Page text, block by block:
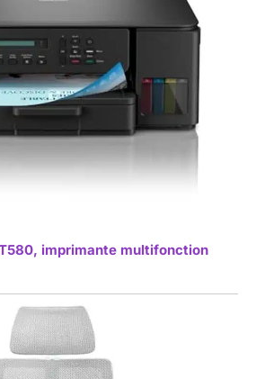
imprimante multifonction